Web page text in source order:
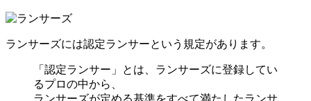
ランサーズには認定ランサーという規定があります。
「認定ランサー」とは、ランサーズに登録してい
るプロの中から、